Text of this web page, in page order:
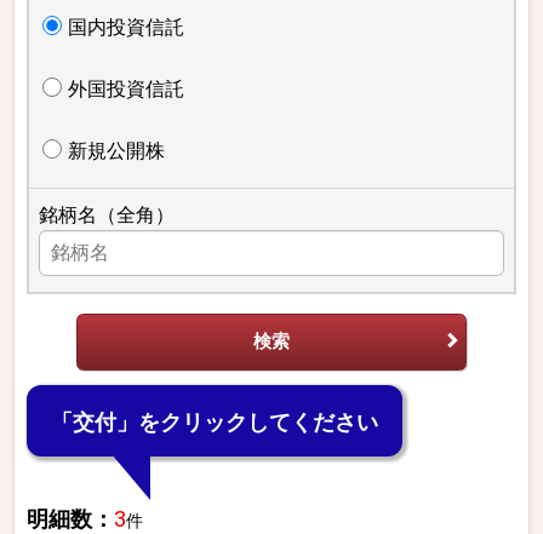
国内投資信託
外国投資信託
新規公開株
銘柄名（全角）
検索
「交付」をクリックしてください
明細数： 3件